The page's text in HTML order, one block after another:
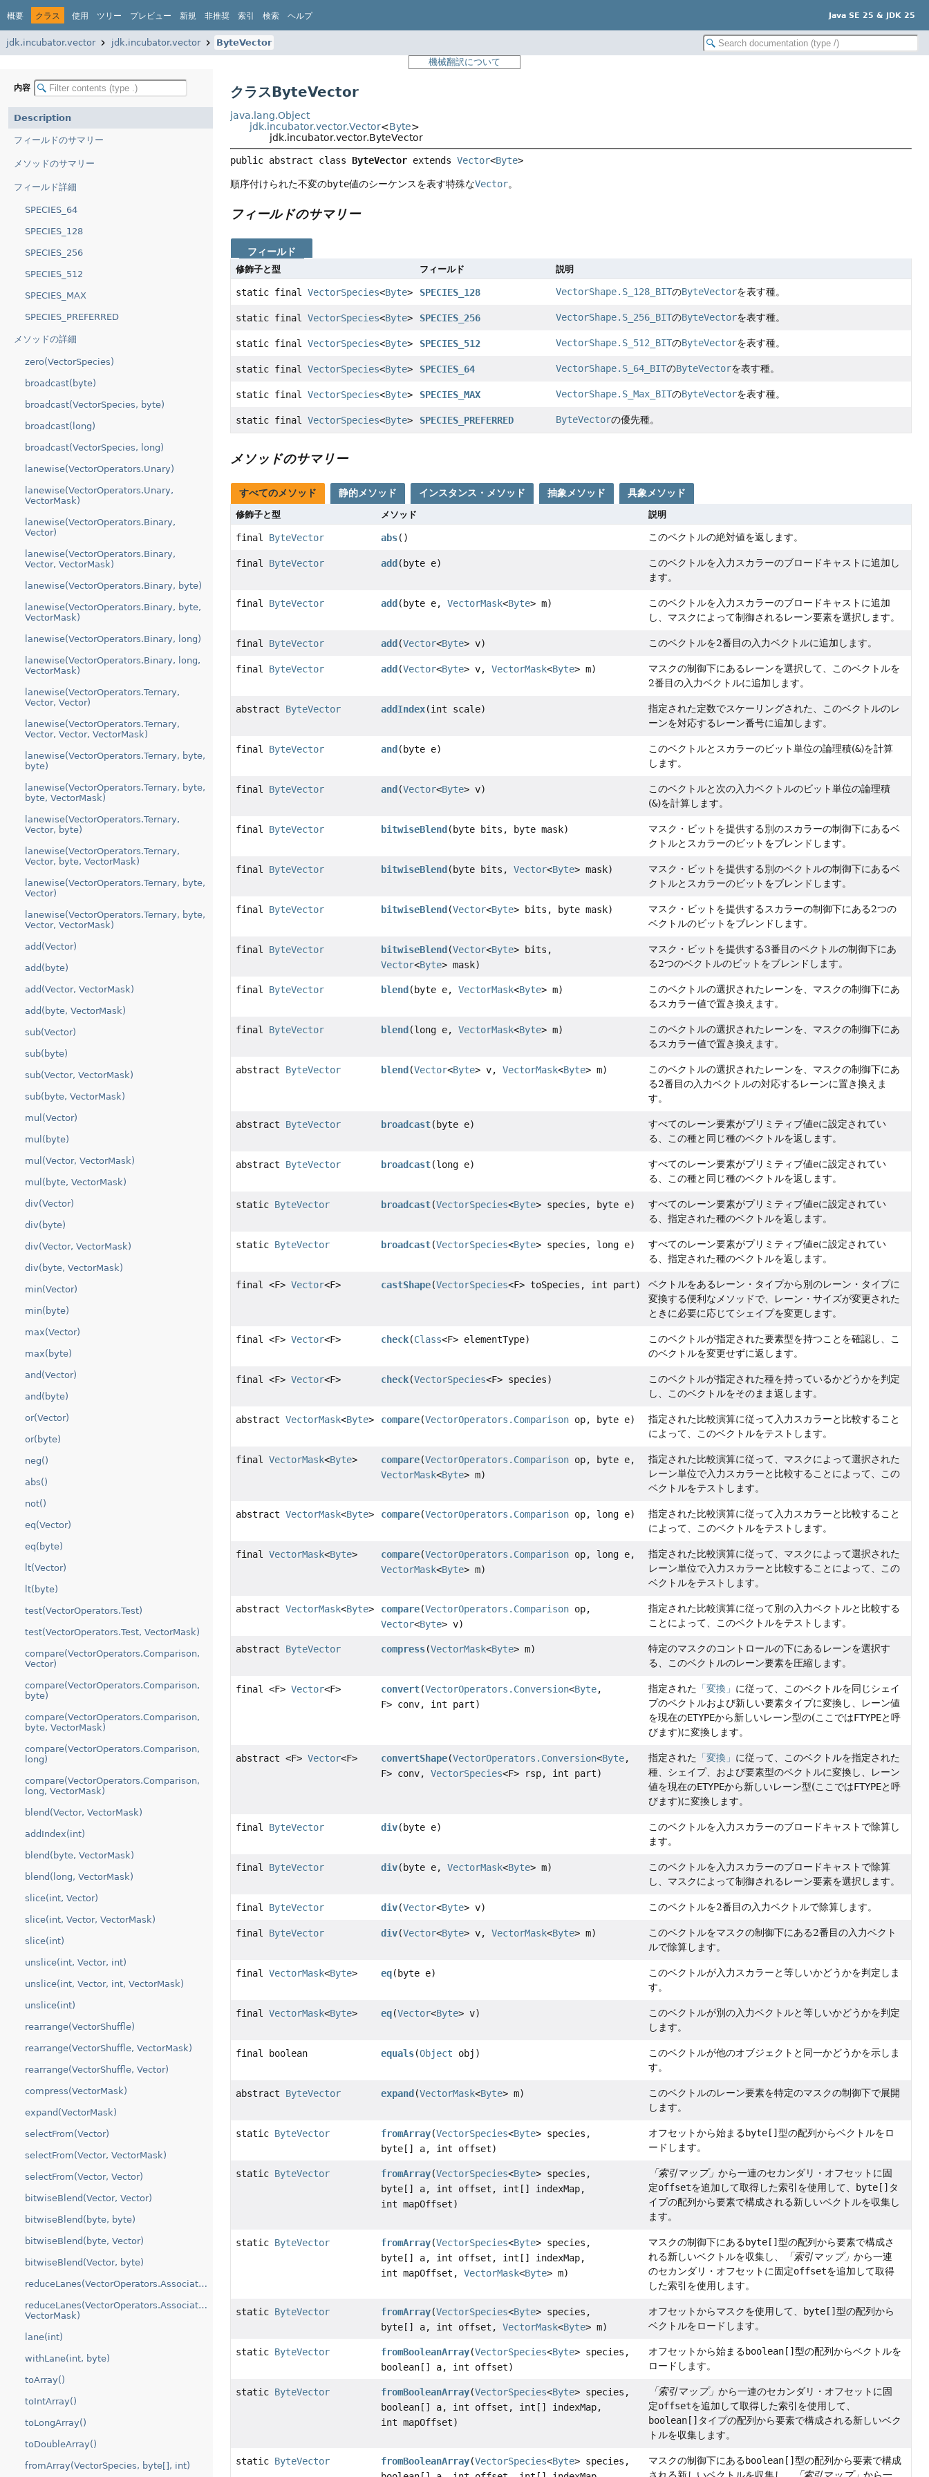
概要 クラス 使用 ツリー プレビュー 新規 非推奨 索引 検索 ヘルプ Java SE 25 & JDK 25
jdk.incubator.vector jdk.incubator.vector
ByteVector
機械翻訳について
内容
Description
フィールドのサマリー
メソッドのサマリー
フィールド詳細
SPECIES_64
SPECIES_128
SPECIES_256
SPECIES_512
SPECIES_MAX
SPECIES_PREFERRED
メソッドの詳細
zero(VectorSpecies)
broadcast(byte)
broadcast(VectorSpecies, byte)
broadcast(long)
broadcast(VectorSpecies, long)
lanewise(VectorOperators.Unary)
lanewise(VectorOperators.Unary,
VectorMask)
lanewise(VectorOperators.Binary,
Vector)
lanewise(VectorOperators.Binary,
Vector, VectorMask)
lanewise(VectorOperators.Binary, byte)
lanewise(VectorOperators.Binary, byte,
VectorMask)
lanewise(VectorOperators.Binary, long)
lanewise(VectorOperators.Binary, long,
VectorMask)
lanewise(VectorOperators.Ternary,
Vector, Vector)
lanewise(VectorOperators.Ternary,
Vector, Vector, VectorMask)
lanewise(VectorOperators.Ternary, byte,
byte)
lanewise(VectorOperators.Ternary, byte,
byte, VectorMask)
lanewise(VectorOperators.Ternary,
Vector, byte)
lanewise(VectorOperators.Ternary,
Vector, byte, VectorMask)
lanewise(VectorOperators.Ternary, byte,
Vector)
lanewise(VectorOperators.Ternary, byte,
Vector, VectorMask)
add(Vector)
add(byte)
add(Vector, VectorMask)
add(byte, VectorMask)
sub(Vector)
sub(byte)
sub(Vector, VectorMask)
sub(byte, VectorMask)
mul(Vector)
mul(byte)
mul(Vector, VectorMask)
mul(byte, VectorMask)
div(Vector)
div(byte)
div(Vector, VectorMask)
div(byte, VectorMask)
min(Vector)
min(byte)
max(Vector)
max(byte)
and(Vector)
and(byte)
or(Vector)
or(byte)
neg()
abs()
not()
eq(Vector)
eq(byte)
lt(Vector)
lt(byte)
test(VectorOperators.Test)
test(VectorOperators.Test, VectorMask)
compare(VectorOperators.Comparison,
Vector)
compare(VectorOperators.Comparison,
byte)
compare(VectorOperators.Comparison,
byte, VectorMask)
compare(VectorOperators.Comparison,
long)
compare(VectorOperators.Comparison,
long, VectorMask)
blend(Vector, VectorMask)
addIndex(int)
blend(byte, VectorMask)
blend(long, VectorMask)
slice(int, Vector)
slice(int, Vector, VectorMask)
slice(int)
unslice(int, Vector, int)
unslice(int, Vector, int, VectorMask)
unslice(int)
rearrange(VectorShuffle)
rearrange(VectorShuffle, VectorMask)
rearrange(VectorShuffle, Vector)
compress(VectorMask)
expand(VectorMask)
selectFrom(Vector)
selectFrom(Vector, VectorMask)
selectFrom(Vector, Vector)
bitwiseBlend(Vector, Vector)
bitwiseBlend(byte, byte)
bitwiseBlend(byte, Vector)
bitwiseBlend(Vector, byte)
reduceLanes(VectorOperators.Associative)
reduceLanes(VectorOperators.Associative,
VectorMask)
lane(int)
withLane(int, byte)
toArray()
toIntArray()
toLongArray()
toDoubleArray()
fromArray(VectorSpecies, byte[], int)
クラスByteVector
java.lang.Object
jdk.incubator.vector.Vector<Byte>
jdk.incubator.vector.ByteVector
public abstract class ByteVector extends Vector<Byte>
順序付けられた不変のbyte値のシーケンスを表す特殊なVector。
フィールドのサマリー
フィールド
修飾子と型 フィールド 説明
static finalVectorSpecies<Byte> SPECIES_128 VectorShape.S_128_BITのByteVectorを表す種。
static finalVectorSpecies<Byte> SPECIES_256 VectorShape.S_256_BITのByteVectorを表す種。
static finalVectorSpecies<Byte> SPECIES_512 VectorShape.S_512_BITのByteVectorを表す種。
static finalVectorSpecies<Byte> SPECIES_64 VectorShape.S_64_BITのByteVectorを表す種。
static finalVectorSpecies<Byte> SPECIES_MAX VectorShape.S_Max_BITのByteVectorを表す種。
static finalVectorSpecies<Byte> SPECIES_PREFERRED ByteVectorの優先種。
メソッドのサマリー
すべてのメソッド 静的メソッド インスタンス・メソッド 抽象メソッド 具象メソッド
修飾子と型 メソッド 説明
final ByteVector abs() このベクトルの絶対値を返します。
final ByteVector add (byte e)
このベクトルを入力スカラーのブロードキャストに追加し
ます。
final ByteVector add (byte e,VectorMask<Byte> m)
このベクトルを入力スカラーのブロードキャストに追加
し、マスクによって制御されるレーン要素を選択します。
final ByteVector add (Vector<Byte> v) このベクトルを2番目の入力ベクトルに追加します。
final ByteVector add (Vector<Byte> v,VectorMask<Byte> m)
マスクの制御下にあるレーンを選択して、このベクトルを
2番目の入力ベクトルに追加します。
abstract ByteVector addIndex(int scale)
指定された定数でスケーリングされた、このベクトルのレ
ーンを対応するレーン番号に追加します。
final ByteVector and (byte e) このベクトルとスカラーのビット単位の論理積(&)を計算
します。
final ByteVector and (Vector<Byte> v)
このベクトルと次の入力ベクトルのビット単位の論理積
(&)を計算します。
final ByteVector bitwiseBlend (byte bits, byte mask)
マスク・ビットを提供する別のスカラーの制御下にあるベ
クトルとスカラーのビットをブレンドします。
final ByteVector bitwiseBlend (byte bits,Vector<Byte> mask)
マスク・ビットを提供する別のベクトルの制御下にあるベ
クトルとスカラーのビットをブレンドします。
final ByteVector bitwiseBlend (Vector<Byte> bits, byte mask)
マスク・ビットを提供するスカラーの制御下にある2つの
ベクトルのビットをブレンドします。
final ByteVector bitwiseBlend (Vector<Byte> bits,
Vector<Byte> mask)
マスク・ビットを提供する3番目のベクトルの制御下にあ
る2つのベクトルのビットをブレンドします。
final ByteVector blend (byte e,VectorMask<Byte> m)
このベクトルの選択されたレーンを、マスクの制御下にあ
るスカラー値で置き換えます。
final ByteVector blend (long e,VectorMask<Byte> m)
このベクトルの選択されたレーンを、マスクの制御下にあ
るスカラー値で置き換えます。
abstract ByteVector blend (Vector<Byte> v,VectorMask<Byte> m)
このベクトルの選択されたレーンを、マスクの制御下にあ
る2番目の入力ベクトルの対応するレーンに置き換えま
す。
abstract ByteVector broadcast(byte e) すべてのレーン要素がプリミティブ値eに設定されてい
る、この種と同じ種のベクトルを返します。
abstract ByteVector broadcast(long e) すべてのレーン要素がプリミティブ値eに設定されてい
る、この種と同じ種のベクトルを返します。
static ByteVector broadcast(VectorSpecies<Byte> species, byte e) すべてのレーン要素がプリミティブ値eに設定されてい
る、指定された種のベクトルを返します。
static ByteVector broadcast(VectorSpecies<Byte> species, long e) すべてのレーン要素がプリミティブ値eに設定されてい
る、指定された種のベクトルを返します。
final <F>Vector<F> castShape(VectorSpecies<F> toSpecies, int part)
ベクトルをあるレーン・タイプから別のレーン・タイプに
変換する便利なメソッドで、レーン・サイズが変更された
ときに必要に応じてシェイプを変更します。
final <F>Vector<F> check(Class<F> elementType)
このベクトルが指定された要素型を持つことを確認し、こ
のベクトルを変更せずに返します。
final <F>Vector<F> check(VectorSpecies<F> species)
このベクトルが指定された種を持っているかどうかを判定
し、このベクトルをそのまま返します。
abstractVectorMask<Byte> compare(VectorOperators.Comparison op, byte e)
指定された比較演算に従って入力スカラーと比較すること
によって、このベクトルをテストします。
finalVectorMask<Byte> compare(VectorOperators.Comparison op, byte e,
VectorMask<Byte> m)
指定された比較演算に従って、マスクによって選択された
レーン単位で入力スカラーと比較することによって、この
ベクトルをテストします。
abstractVectorMask<Byte> compare(VectorOperators.Comparison op, long e)
指定された比較演算に従って入力スカラーと比較すること
によって、このベクトルをテストします。
finalVectorMask<Byte> compare(VectorOperators.Comparison op, long e,
VectorMask<Byte> m)
指定された比較演算に従って、マスクによって選択された
レーン単位で入力スカラーと比較することによって、この
ベクトルをテストします。
abstractVectorMask<Byte> compare(VectorOperators.Comparison op,
Vector<Byte> v)
指定された比較演算に従って別の入力ベクトルと比較する
ことによって、このベクトルをテストします。
abstract ByteVector compress(VectorMask<Byte> m)
特定のマスクのコントロールの下にあるレーンを選択す
る、このベクトルのレーン要素を圧縮します。
final <F>Vector<F> convert(VectorOperators.Conversion<Byte,
F> conv, int part)
指定された 「変換」 に従って、このベクトルを同じシェイ
プのベクトルおよび新しい要素タイプに変換し、レーン値
を現在のETYPEから新しいレーン型の(ここではFTYPEと呼
びます)に変換します。
abstract <F>Vector<F> convertShape(VectorOperators.Conversion<Byte,
F> conv,VectorSpecies<F> rsp, int part)
指定された 「変換」 に従って、このベクトルを指定された
種、シェイプ、および要素型のベクトルに変換し、レーン
値を現在のETYPEから新しいレーン型(ここではFTYPEと呼
びます)に変換します。
final ByteVector div(byte e)
このベクトルを入力スカラーのブロードキャストで除算し
ます。
final ByteVector div(byte e,VectorMask<Byte> m)
このベクトルを入力スカラーのブロードキャストで除算
し、マスクによって制御されるレーン要素を選択します。
final ByteVector div(Vector<Byte> v) このベクトルを2番目の入力ベクトルで除算します。
final ByteVector div(Vector<Byte> v,VectorMask<Byte> m)
このベクトルをマスクの制御下にある2番目の入力ベクト
ルで除算します。
finalVectorMask<Byte> eq(byte e)
このベクトルが入力スカラーと等しいかどうかを判定しま
す。
finalVectorMask<Byte> eq(Vector<Byte> v)
このベクトルが別の入力ベクトルと等しいかどうかを判定
します。
final boolean equals(Object obj)
このベクトルが他のオブジェクトと同一かどうかを示しま
す。
abstract ByteVector expand (VectorMask<Byte> m)
このベクトルのレーン要素を特定のマスクの制御下で展開
します。
static ByteVector fromArray(VectorSpecies<Byte> species,
byte[] a, int offset)
オフセットから始まるbyte[]型の配列からベクトルをロ
ードします。
static ByteVector fromArray(VectorSpecies<Byte> species,
byte[] a, int offset, int[] indexMap,
int mapOffset)
「索引マップ」から一連のセカンダリ・オフセットに固
定offsetを追加して取得した索引を使用して、 byte[] タ
イプの配列から要素で構成される新しいベクトルを収集し
ます。
static ByteVector fromArray(VectorSpecies<Byte> species,
byte[] a, int offset, int[] indexMap,
int mapOffset,VectorMask<Byte> m)
マスクの制御下にあるbyte[]型の配列から要素で構成さ
れる新しいベクトルを収集し、
「索引マップ」から一連
のセカンダリ・オフセットに固定offsetを追加して取得
した索引を使用します。
static ByteVector fromArray(VectorSpecies<Byte> species,
byte[] a, int offset,VectorMask<Byte> m)
オフセットからマスクを使用して、 byte[]型の配列から
ベクトルをロードします。
static ByteVector fromBooleanArray(VectorSpecies<Byte> species,
boolean[] a, int offset)
オフセットから始まるboolean[]型の配列からベクトルを
ロードします。
static ByteVector fromBooleanArray(VectorSpecies<Byte> species,
boolean[] a, int offset, int[] indexMap,
int mapOffset)
「索引マップ」から一連のセカンダリ・オフセットに固
定offsetを追加して取得した索引を使用して、
boolean[] タイプの配列から要素で構成される新しいベク
トルを収集します。
static ByteVector fromBooleanArray(VectorSpecies<Byte> species,
マスクの制御下にあるboolean[]型の配列から要素で構成